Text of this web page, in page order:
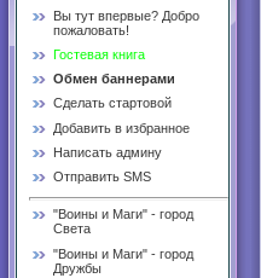
Вы тут впервые? Добро
пожаловать!
Гостевая книга
Обмен баннерами
Сделать стартовой
Добавить в избранное
Написать админу
Отправить SMS
"Воины и Маги" - город
Света
"Воины и Маги" - город
Дружбы